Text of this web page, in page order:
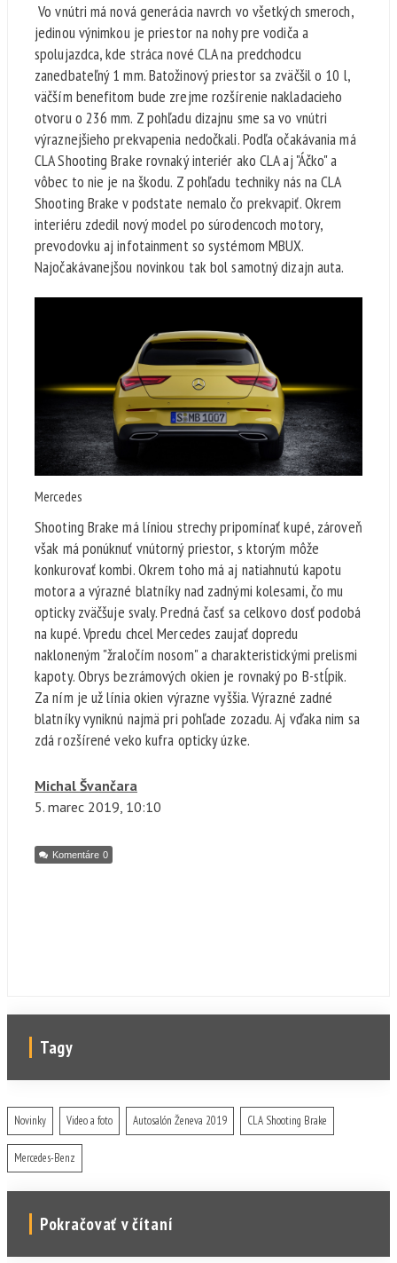
Vo vnútri má nová generácia navrch vo všetkých smeroch,
jedinou výnimkou je priestor na nohy pre vodiča a
spolujazdca, kde stráca nové CLA na predchodcu
zanedbateľný 1 mm. Batožinový priestor sa zväčšil o 10 l,
väčším benefitom bude zrejme rozšírenie nakladacieho
otvoru o 236 mm. Z pohľadu dizajnu sme sa vo vnútri
výraznejšieho prekvapenia nedočkali. Podľa očakávania má
CLA Shooting Brake rovnaký interiér ako CLA aj "Áčko" a
vôbec to nie je na škodu. Z pohľadu techniky nás na CLA
Shooting Brake v podstate nemalo čo prekvapiť. Okrem
interiéru zdedil nový model po súrodencoch motory,
prevodovku aj infotainment so systémom MBUX.
Najočakávanejšou novinkou tak bol samotný dizajn auta.
Mercedes
Shooting Brake má líniou strechy pripomínať kupé, zároveň
však má ponúknuť vnútorný priestor, s ktorým môže
konkurovať kombi. Okrem toho má aj natiahnutú kapotu
motora a výrazné blatníky nad zadnými kolesami, čo mu
opticky zväčšuje svaly. Predná časť sa celkovo dosť podobá
na kupé. Vpredu chcel Mercedes zaujať dopredu
nakloneným "žraločím nosom" a charakteristickými prelismi
kapoty. Obrys bezrámových okien je rovnaký po B-stĺpik.
Za ním je už línia okien výrazne vyššia. Výrazné zadné
blatníky vyniknú najmä pri pohľade zozadu. Aj vďaka nim sa
zdá rozšírené veko kufra opticky úzke.
Michal Švančara
5. marec 2019, 10:10
Komentáre 0
Tagy
Novinky Video a foto Autosalón Ženeva 2019 CLA Shooting Brake
Mercedes-Benz
Pokračovať v čítaní